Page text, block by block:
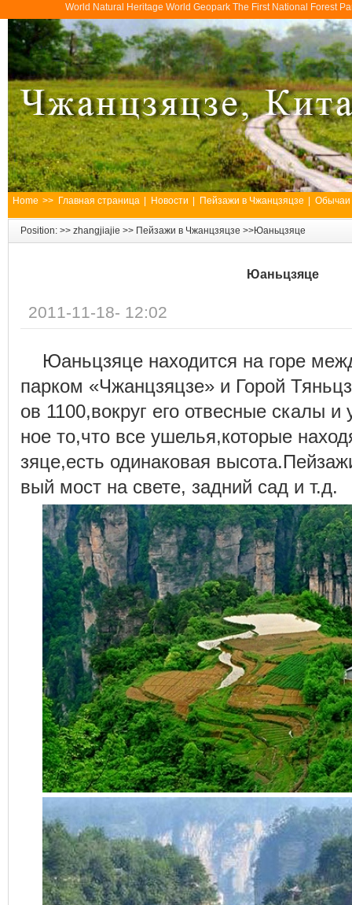
World Natural Heritage World Geopark The First National
Home >> Главная страница Новости Пейзажи в Чжанцзяцзе Обычаи
Position: >> zhangjiajie >> Пейзажи в Чжанцзяцзе >>Юаньцзяце
Юаньцзяце
2011-11-18- 12:02
Юаньцзяце находится на горе
парком «Чжанцзяцзе» и Горой
ов 1100,вокруг его отвесные скалы
ное то,что все ушелья,которые
зяце,есть одинаковая
вый мост на свете, задний сад и т.д.